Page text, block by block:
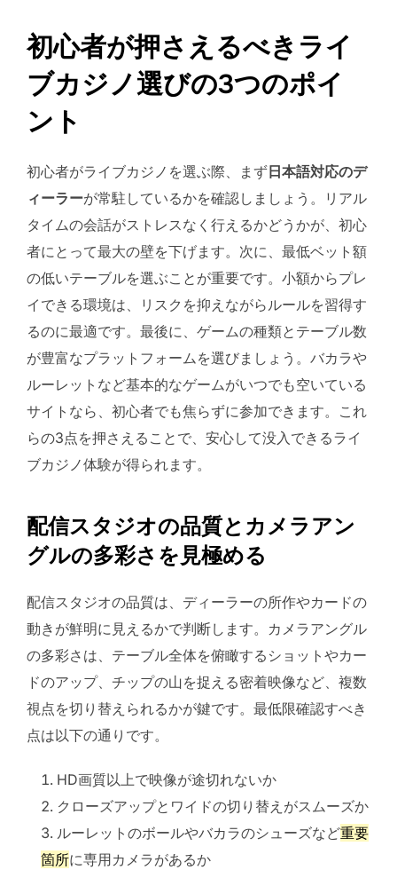
初心者が押さえるべきライ
ブカジノ選びの3つのポイ
ント
初心者がライブカジノを選ぶ際、まず日本語対応のデ
ィーラーが常駐しているかを確認しましょう。リアル
タイムの会話がストレスなく行えるかどうかが、初心
者にとって最大の壁を下げます。次に、最低ベット額
の低いテーブルを選ぶことが重要です。小額からプレ
イできる環境は、リスクを抑えながらルールを習得す
るのに最適です。最後に、ゲームの種類とテーブル数
が豊富なプラットフォームを選びましょう。バカラや
ルーレットなど基本的なゲームがいつでも空いている
サイトなら、初心者でも焦らずに参加できます。これ
らの3点を押さえることで、安心して没入できるライ
ブカジノ体験が得られます。
配信スタジオの品質とカメラアン
グルの多彩さを見極める
配信スタジオの品質は、ディーラーの所作やカードの
動きが鮮明に見えるかで判断します。カメラアングル
の多彩さは、テーブル全体を俯瞰するショットやカー
ドのアップ、チップの山を捉える密着映像など、複数
視点を切り替えられるかが鍵です。最低限確認すべき
点は以下の通りです。
HD画質以上で映像が途切れないか
クローズアップとワイドの切り替えがスムーズか
ルーレットのボールやバカラのシューズなど重要
箇所に専用カメラがあるか